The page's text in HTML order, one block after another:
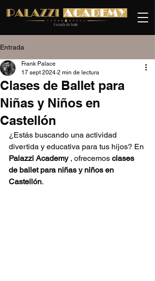
Entrada
Clases de Ballet para
Niñas y Niños en
Castellón
Frank Palace
17 sept 2024 2 min de lectura
¿Estás buscando una actividad
divertida y educativa para tus hijos? En
Palazzi Academy , ofrecemos clases
de ballet para niñas y niños en
Castellón.